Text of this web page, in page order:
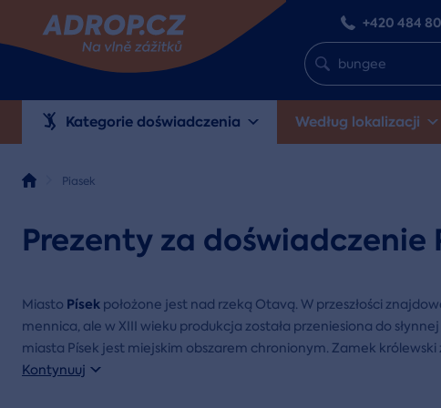
+420 484
Kategorie doświadczenia Według lokalizacji
Piasek
Prezenty za doświadczenie
Miasto Písek położone jest nad rzeką Otavą. W przeszłości
mennica, ale w XIII wieku produkcja została przeniesiona do
miasta Písek jest miejskim obszarem chronionym. Zamek królewski
Kontynuuj